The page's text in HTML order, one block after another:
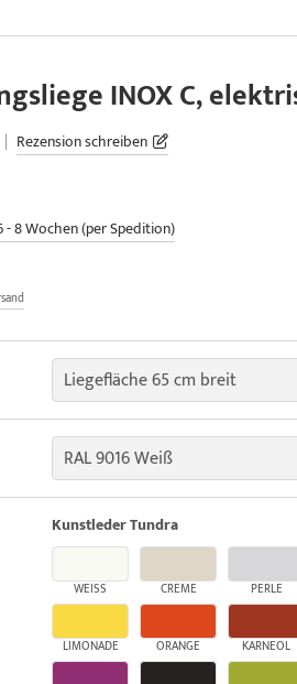
INOX C,
| Rezension schreiben
- 8 Wochen (per Spedition)
Liegefläche 65 cm breit
RAL 9016 Weiß
Kunstleder Tundra
WEISS CREME PERLE
LIMONADE ORANGE KARNEOL